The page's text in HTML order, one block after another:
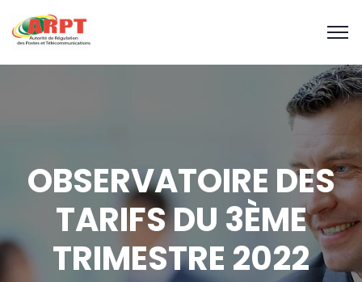
OBSERVATOIRE DES
TARIFS DU 3ÈME
TRIMESTRE 2022